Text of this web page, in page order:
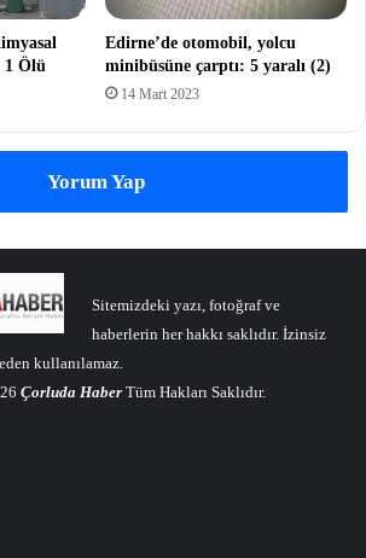
1 Ölü
Edirne’de otomobil, yolcu
minibüsüne çarptı: 5 yaralı (2)
14 Mart 2023
Yorum Yap
Sitemizdeki yazı, fotoğraf ve
haberlerin her hakkı saklıdır. İzinsiz
kullanılamaz.
Çorluda Haber Tüm Hakları Saklıdır.